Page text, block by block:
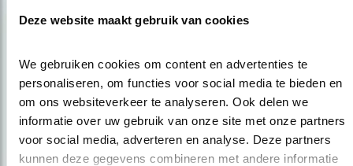
Deze website maakt gebruik van cookies
We gebruiken cookies om content en advertenties te
personaliseren, om functies voor social media te bieden en
om ons websiteverkeer te analyseren. Ook delen we
informatie over uw gebruik van onze site met onze partners
voor social media, adverteren en analyse. Deze partners
kunnen deze gegevens combineren met andere informatie
Op de hoogte blijven?
Meld je aan en ontvang nieuws, inspiratie, acties en tips
over vogels en activiteiten van Vogelbescherming.